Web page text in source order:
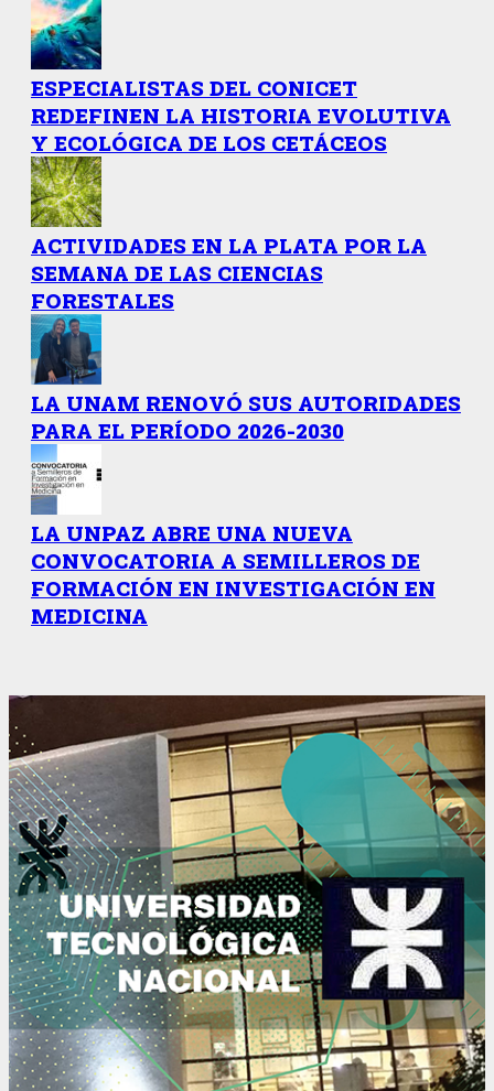
ESPECIALISTAS DEL CONICET
REDEFINEN LA HISTORIA EVOLUTIVA
Y ECOLÓGICA DE LOS CETÁCEOS
ACTIVIDADES EN LA PLATA POR LA
SEMANA DE LAS CIENCIAS
FORESTALES
LA UNAM RENOVÓ SUS AUTORIDADES
PARA EL PERÍODO 2026-2030
LA UNPAZ ABRE UNA NUEVA
CONVOCATORIA A SEMILLEROS DE
FORMACIÓN EN INVESTIGACIÓN EN
MEDICINA